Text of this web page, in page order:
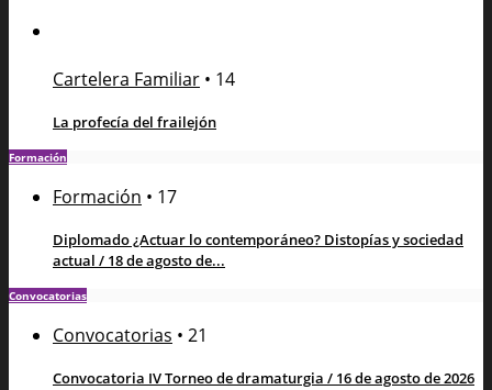
Cartelera Familiar • 14
La profecía del frailejón
Formación
Formación • 17
Diplomado ¿Actuar lo contemporáneo? Distopías y sociedad
actual / 18 de agosto de...
Convocatorias
Convocatorias • 21
Convocatoria IV Torneo de dramaturgia / 16 de agosto de 2026